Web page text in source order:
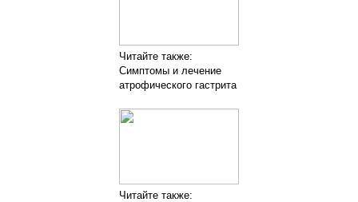
Читайте также:
Симптомы и лечение
атрофического гастрита
Читайте также: